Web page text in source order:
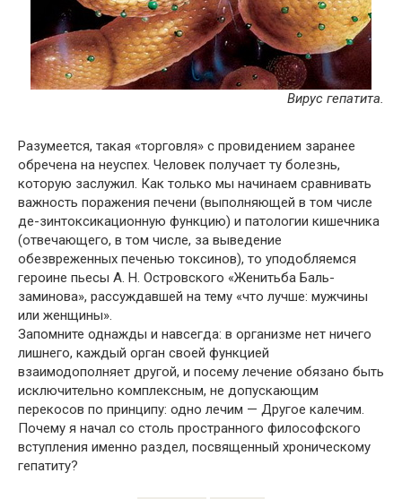
Вирус гепатита.
Разумеется, такая «торговля» с провидением заранее
обречена на неуспех. Человек получает ту болезнь,
которую заслужил. Как только мы начинаем сравнивать
важность поражения печени (выполняющей в том числе
де-зинтоксикационную функцию) и патологии кишечника
(отвечающего, в том числе, за выведение
обезвреженных печенью токсинов), то уподобляемся
героине пьесы А. Н. Островского «Женитьба Баль-
заминова», рассуждавшей на тему «что лучше: мужчины
или женщины».
Запомните однажды и навсегда: в организме нет ничего
лишнего, каждый орган своей функцией
взаимодополняет другой, и посему лечение обязано быть
исключительно комплексным, не допускающим
перекосов по принципу: одно лечим — Другое калечим.
Почему я начал со столь пространного философского
вступления именно раздел, посвященный хроническому
гепатиту?